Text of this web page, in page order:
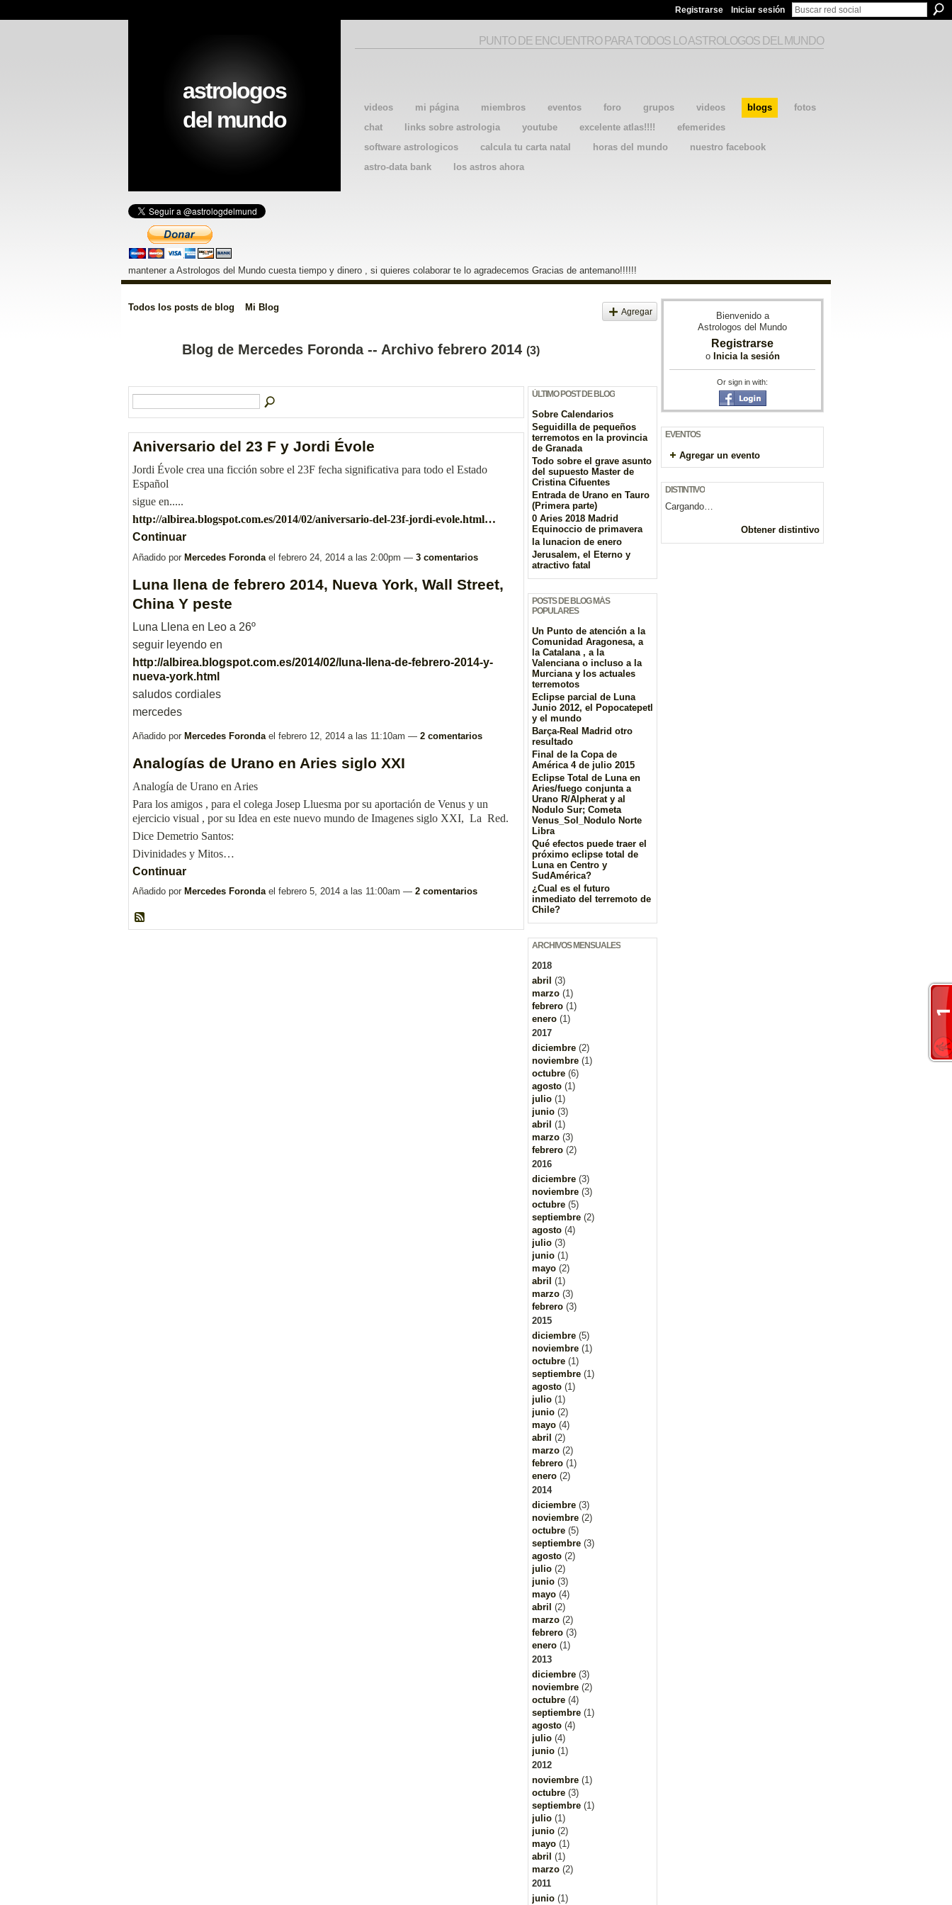
Registrarse Iniciar sesión
videos mi página miembros eventos foro grupos videos blogs
fotos
chat
links sobre astrologia youtube excelente atlas!!!!
efemerides
software astrologicos
calcula tu carta natal horas del mundo
nuestro facebook
astro-data bank
los astros ahora
astrologos
del mundo
PUNTO DE ENCUENTRO PARA TODOS LO ASTROLOGOS DEL MUNDO
mantener a Astrologos del Mundo cuesta tiempo y dinero , si quieres colaborar te lo agradecemos Gracias de antemano!!!!!!
Todos los posts de blog Mi Blog Agregar
Blog de Mercedes Foronda -- Archivo febrero 2014 (3)
Aniversario del 23 F y Jordi Évole
Jordi Évole crea una ficción sobre el 23F fecha significativa para todo el Estado
Español
sigue en.....
http://albirea.blogspot.com.es/2014/02/aniversario-del-23f-jordi-evole.html…
Continuar
Añadido por Mercedes Foronda el febrero 24, 2014 a las 2:00pm — 3 comentarios
Luna llena de febrero 2014, Nueva York, Wall Street,
China Y peste
Luna Llena en Leo a 26º
seguir leyendo en
http://albirea.blogspot.com.es/2014/02/luna-llena-de-febrero-2014-y-
nueva-york.html
saludos cordiales
mercedes
Añadido por Mercedes Foronda el febrero 12, 2014 a las 11:10am — 2 comentarios
Analogías de Urano en Aries siglo XXI
Analogía de Urano en Aries
Para los amigos , para el colega Josep Lluesma por su aportación de Venus y un
ejercicio visual , por su Idea en este nuevo mundo de Imagenes siglo XXI, La Red.
Dice Demetrio Santos:
Divinidades y Mitos…
Continuar
Añadido por Mercedes Forondael febrero 5, 2014 a las 11:00am — 2 comentarios
ÚLTIMO POST DE BLOG
Sobre Calendarios
Seguidilla de pequeños
terremotos en la provincia
de Granada
Todo sobre el grave asunto
del supuesto Master de
Cristina Cifuentes
Entrada de Urano en Tauro
(Primera parte)
0 Aries 2018 Madrid
Equinoccio de primavera
la lunacion de enero
Jerusalem, el Eterno y
atractivo fatal
POSTS DE BLOG MÁS
POPULARES
Un Punto de atención a la
Comunidad Aragonesa, a
la Catalana , a la
Valenciana o incluso a la
Murciana y los actuales
terremotos
Eclipse parcial de Luna
Junio 2012, el Popocatepetl
y el mundo
Barça-Real Madrid otro
resultado
Final de la Copa de
América 4 de julio 2015
Eclipse Total de Luna en
Aries/fuego conjunta a
Urano R/Alpherat y al
Nodulo Sur; Cometa
Venus_Sol_Nodulo Norte
Libra
Qué efectos puede traer el
próximo eclipse total de
Luna en Centro y
SudAmérica?
¿Cual es el futuro
inmediato del terremoto de
Chile?
ARCHIVOS MENSUALES
2018
abril (3)
marzo (1)
febrero (1)
enero (1)
2017
diciembre (2)
noviembre (1)
octubre (6)
agosto (1)
julio (1)
junio (3)
abril (1)
marzo (3)
febrero (2)
2016
diciembre (3)
noviembre (3)
octubre (5)
septiembre (2)
agosto (4)
julio (3)
junio (1)
mayo (2)
abril (1)
marzo (3)
febrero (3)
2015
diciembre (5)
noviembre (1)
octubre (1)
septiembre (1)
agosto (1)
julio (1)
junio (2)
mayo (4)
abril (2)
marzo (2)
febrero (1)
enero (2)
2014
diciembre (3)
noviembre (2)
octubre (5)
septiembre (3)
agosto (2)
julio (2)
junio (3)
mayo (4)
abril (2)
marzo (2)
febrero (3)
enero (1)
2013
diciembre (3)
noviembre (2)
octubre (4)
septiembre (1)
agosto (4)
julio (4)
junio (1)
2012
noviembre (1)
octubre (3)
septiembre (1)
julio (1)
junio (2)
mayo (1)
abril (1)
marzo (2)
2011
junio (1)
Bienvenido a
Astrologos del Mundo
Registrarse
o Inicia la sesión
Or sign in with:
EVENTOS
Agregar un evento
DISTINTIVO
Cargando…
Obtener distintivo